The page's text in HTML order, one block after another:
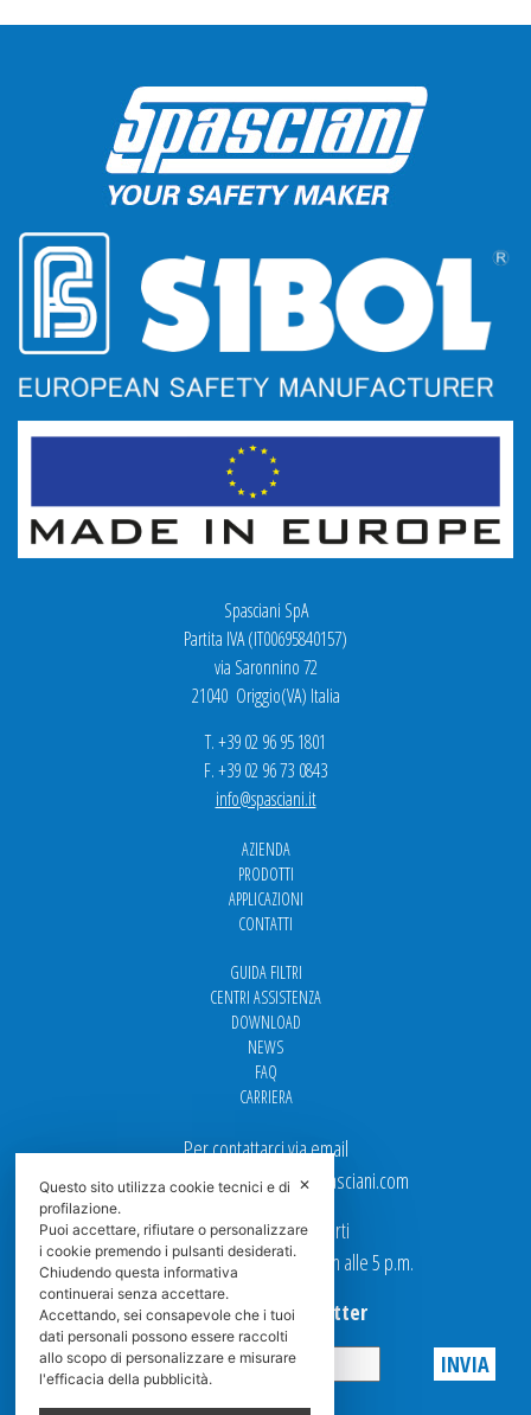
Spasciani SpA
Partita IVA (IT00695840157)
via Saronnino 72
21040 Origgio(VA) Italia
T. +39 02 96 95 1801
F. +39 02 96 73 0843
info@spasciani.it
AZIENDA
PRODOTTI
APPLICAZIONI
CONTATTI
GUIDA FILTRI
CENTRI ASSISTENZA
DOWNLOAD
NEWS
FAQ
CARRIERA
Per contattarci via email
Ufficio Vendite: italy.sales@spasciani.com
I nostri uffici sono aperti
dal Lunedi al Venerdi dalle 9 a.m alle 5 p.m.
Iscriviti alla Newsletter
Privacy
✕
Questo sito utilizza cookie tecnici e di
profilazione.
Puoi accettare, rifiutare o personalizzare
i cookie premendo i pulsanti desiderati.
Chiudendo questa informativa
continuerai senza accettare.
Accettando, sei consapevole che i tuoi
dati personali possono essere raccolti
allo scopo di personalizzare e misurare
l'efficacia della pubblicità.